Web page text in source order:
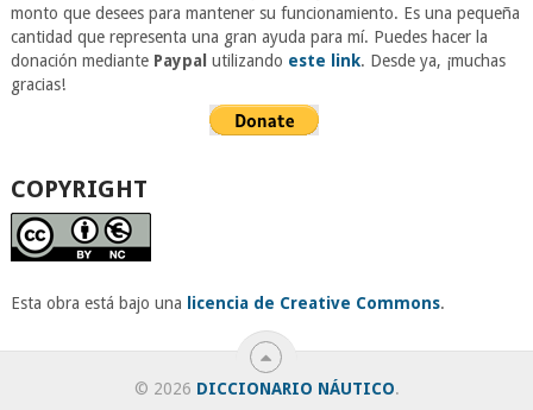
monto que desees para mantener su funcionamiento. Es una pequeña
cantidad que representa una gran ayuda para mí. Puedes hacer la
donación mediante Paypal utilizando este link. Desde ya, ¡muchas
gracias!
COPYRIGHT
Esta obra está bajo una licencia de Creative Commons.
© 2026 DICCIONARIO NÁUTICO.